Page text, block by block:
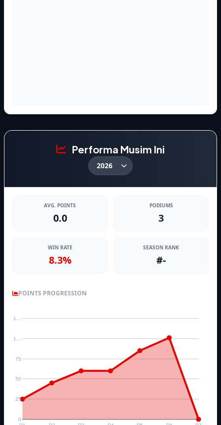
Performa Musim Ini
AVG. POINTS
0.0
PODIUMS
3
WIN RATE
8.3%
SEASON RANK
#-
POINTS PROGRESSION
0
25
50
75
1…
1…